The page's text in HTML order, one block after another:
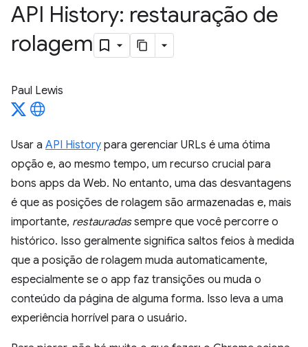
API History: restauração de
rolagem
Paul Lewis
Usar a API History para gerenciar URLs é uma ótima
opção e, ao mesmo tempo, um recurso crucial para
bons apps da Web. No entanto, uma das desvantagens
é que as posições de rolagem são armazenadas e, mais
importante, restauradassempre que você percorre o
histórico. Isso geralmente significa saltos feios à medida
que a posição de rolagem muda automaticamente,
especialmente se o app faz transições ou muda o
conteúdo da página de alguma forma. Isso leva a uma
experiência horrível para o usuário.